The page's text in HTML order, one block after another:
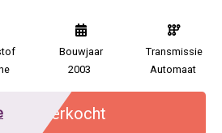
Bouwjaar
2003
Transmissie
Automaat
Verkocht